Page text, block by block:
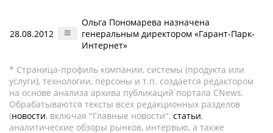
28.08.2012
Ольга Пономарева назначена
генеральным директором «Гарант-Парк-
Интернет»
* Страница-профиль компании, системы (продукта или
услуги), технологии, персоны и т.п. создается редактором
на основе анализа архива публикаций портала CNews.
Обрабатываются тексты всех редакционных разделов
(новости, включая "Главные новости", статьи,
аналитические обзоры рынков, интервью, а также